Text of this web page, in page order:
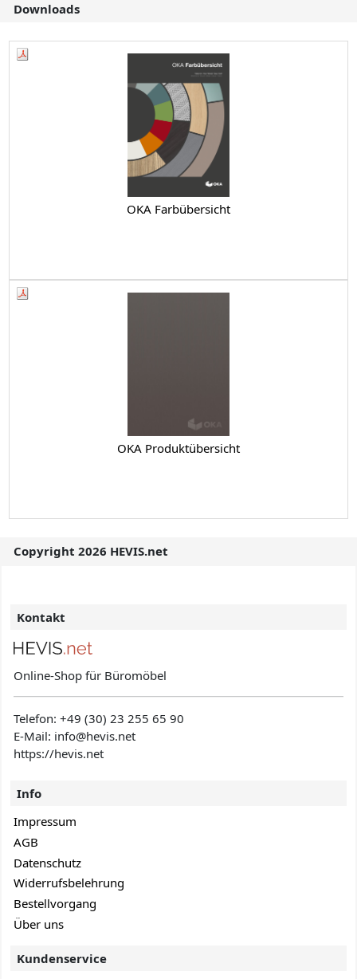
Downloads
OKA Farbübersicht
OKA Produktübersicht
Copyright 2026 HEVIS.net
Kontakt
Online-Shop für Büromöbel
Telefon:+49 (30) 23 255 65 90
E-Mail: info@hevis.net
https://hevis.net
Info
Impressum
AGB
Datenschutz
Widerrufsbelehrung
Bestellvorgang
Über uns
Kundenservice